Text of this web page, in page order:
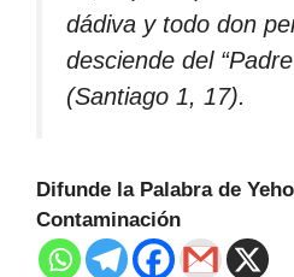
dádiva y todo don
desciende del
(Santiago 1, 17).
Difunde la Palabra de
Contaminación